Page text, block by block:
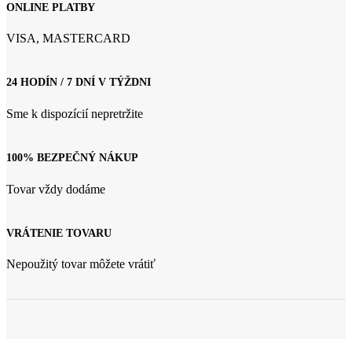
ONLINE PLATBY
VISA, MASTERCARD
24 HODÍN / 7 DNÍ V TÝŽDNI
Sme k dispozícií nepretržite
100% BEZPEČNÝ NÁKUP
Tovar vždy dodáme
VRÁTENIE TOVARU
Nepoužitý tovar môžete vrátiť